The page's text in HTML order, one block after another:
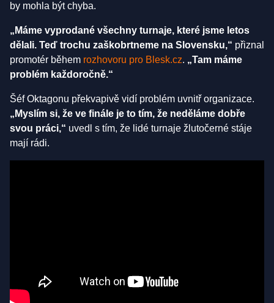
by mohla být chyba.
„Máme vyprodané všechny turnaje, které jsme letos
dělali. Teď trochu zaškobrtneme na Slovensku,“ přiznal
promotér během rozhovoru pro Blesk.cz. „Tam máme
problém každoročně.“
Šéf Oktagonu překvapivě vidí problém uvnitř organizace.
„Myslím si, že ve finále je to tím, že neděláme dobře
svou práci,“ uvedl s tím, že lidé turnaje žlutočerné stáje
mají rádi.